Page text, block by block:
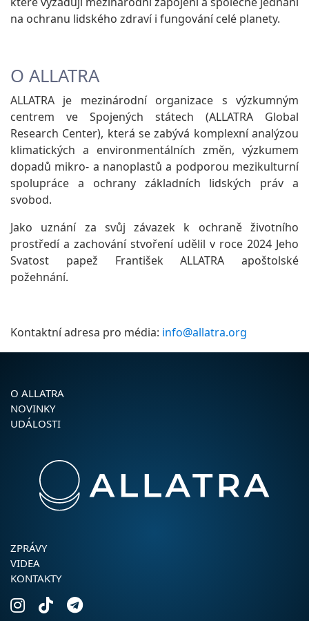
na ochranu lidského zdraví i fungování celé planety.
O ALLATRA
ALLATRA je mezinárodní organizace s výzkumným
centrem ve Spojených státech (ALLATRA Global
Research Center), která se zabývá komplexní analýzou
klimatických a environmentálních změn, výzkumem
dopadů mikro- a nanoplastů a podporou mezikulturní
spolupráce a ochrany základních lidských práv a
svobod.
Jako uznání za svůj závazek k ochraně životního
prostředí a zachování stvoření udělil v roce 2024 Jeho
Svatost papež František ALLATRA apoštolské
požehnání.
Kontaktní adresa pro média: info@allatra.org
O ALLATRA
NOVINKY
UDÁLOSTI
ZPRÁVY
VIDEA
KONTAKTY